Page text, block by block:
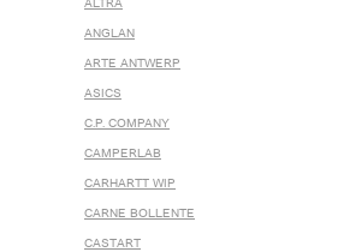
ALTRA
ANGLAN
ARTE ANTWERP
ASICS
C.P. COMPANY
CAMPERLAB
CARHARTT WIP
CARNE BOLLENTE
CASTART